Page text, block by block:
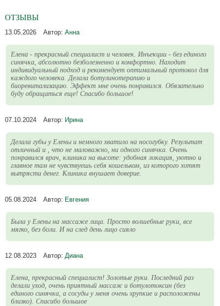
ОТЗЫВЫ
13.05.2026 Автор: Анна
Елена - прекрасный специалист и человек. Инъекции - без единого
синячка, абсолютно безболезненно и комфортно. Находит
индивидуальный подход и рекомендует оптимальный протокол для
каждого человека. Делала ботулинотерапию и
биоревитализацию. Эффект мне очень понравился. Обязательно
буду обращаться еще! Спасибо большое!
07.10.2024 Автор: Ирина
Делала губы у Елены и немного хватило на носогубку. Результат
отличный и , что не маловажно, ни одного синячка. Очень
понравился врач, клиника на высоте: удобная локация, уютно и
главное там не чувствуешь себя кошельком, из которого хотят
вытрясти денег. Клиника внушает доверие.
05.08.2024 Автор: Евгения
Была у Елены на массаже лица. Просто волшебные руки, все
мягко, без боли. И на след день лицо сияло
12.08.2023 Автор: Диана
Елена, прекрасный специалист! Золотые руки. Последний раз
делали уход, очень приятный массаж и ботулотоксин (без
единого синячка, а сосуды у меня очень хрупкие и расположены
близко). Спасибо большое